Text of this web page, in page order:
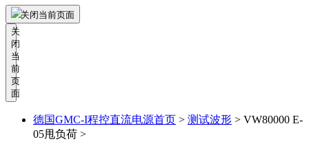
关闭当前页面
关
闭
当
前
页
面
德国GMC-I程控直流电源首页 > 测试波形 > VW80000 E-
05甩负荷 >